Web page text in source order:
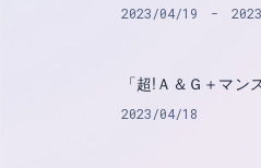
2023/04/19
「超!Ａ＆Ｇ＋マ
2023/04/18